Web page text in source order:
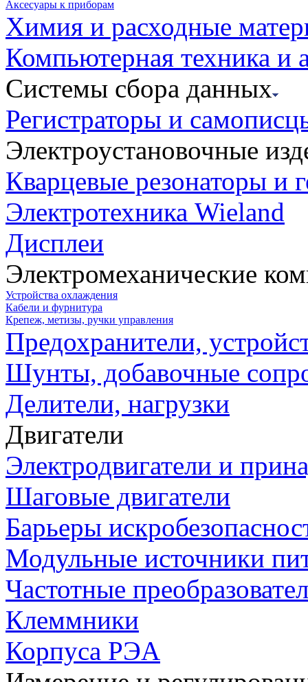
Аксесуары к приборам
Химия и расходные
Компьютерная техника и
Системы сбора данных
Регистраторы и
Электроустановочные
Кварцевые резонаторы и
Электротехника Wieland
Дисплеи
Электромеханические
Устройства охлаждения
Кабели и фурнитура
Крепеж, метизы, ручки управления
Предохранители,
Шунты, добавочные
Делители, нагрузки
Двигатели
Электродвигатели и
Шаговые двигатели
Барьеры
Модульные источники
Частотные
Клеммники
Корпуса РЭА